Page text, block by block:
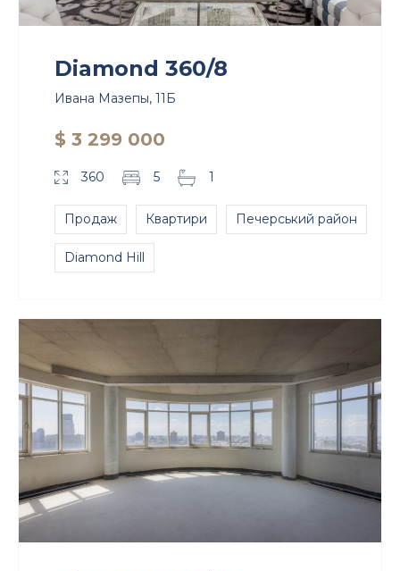
Diamond 360/8
Ивана Мазепы, 11Б
$ 3 299 000
360 5 1
Продаж Квартири Печерський район
Diamond Hill